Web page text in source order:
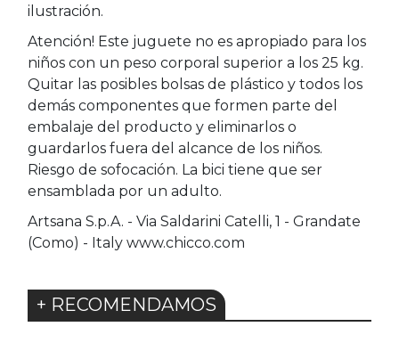
ilustración.
Atención! Este juguete no es apropiado para los
niños con un peso corporal superior a los 25 kg.
Quitar las posibles bolsas de plástico y todos los
demás componentes que formen parte del
embalaje del producto y eliminarlos o
guardarlos fuera del alcance de los niños.
Riesgo de sofocación. La bici tiene que ser
ensamblada por un adulto.
Artsana S.p.A. - Via Saldarini Catelli, 1 - Grandate
(Como) - Italy www.chicco.com
+ RECOMENDAMOS